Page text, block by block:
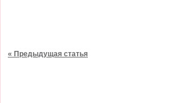
« Предыдущая статья